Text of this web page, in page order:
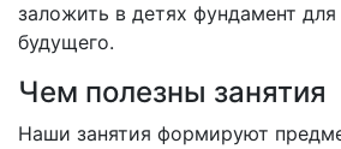
заложить в детях фундамент
будущего.
Чем полезны занятия
Наши занятия формируют